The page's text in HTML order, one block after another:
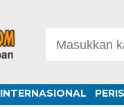
INTERNASIONAL